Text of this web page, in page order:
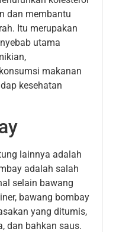
dan membantu
Itu merupakan
utama
makanan
kesehatan
lainnya adalah
adalah salah
selain bawang
bawang bombay
yang ditumis,
dan bahkan saus.